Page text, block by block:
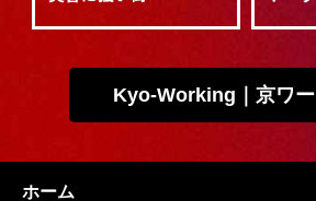
Kyo-Working｜京ワ
ホーム